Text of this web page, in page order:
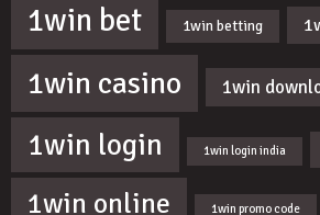
1win bet 1win betting
1win casino 1win
1win login 1win login india
1win online 1win promo code